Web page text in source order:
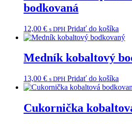
bodkovaná
12,00 € s DPH Pridať do košíka
Medník kobaltový
13,00 € s DPH Pridať do košíka
Cukornička